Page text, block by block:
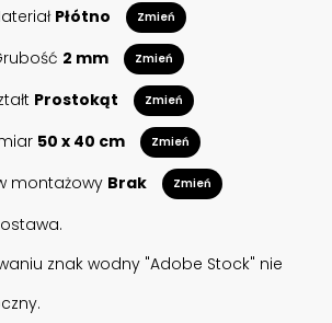
Płótno Zmień
2 mm Zmień
Prostokąt Zmień
50 x 40 cm Zmień
montażowy Brak Zmień
znak wodny "Adobe Stock" nie